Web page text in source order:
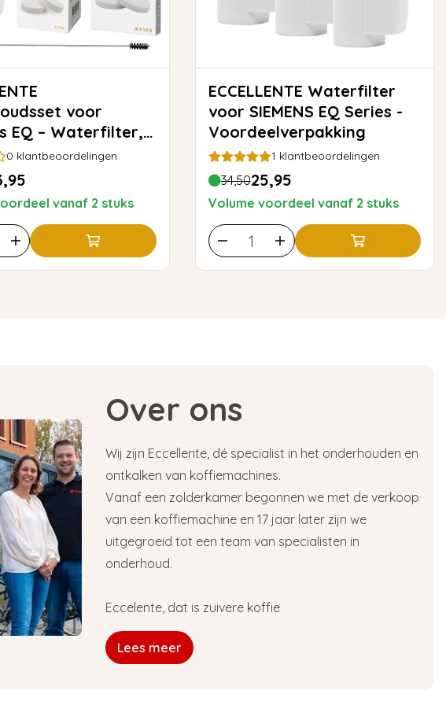
voor
EQ – Waterfilter,
& Reiniging
0 klantbeoordelingen
vanaf 2 stuks
ECCELLENTE Waterfilter
voor SIEMENS EQ Series -
Voordeelverpakking
1 klantbeoordelingen
34,5025,95
Volume voordeel vanaf 2 stuks
Over ons
Wij zijn Eccellente, dé specialist in het onderhouden en
ontkalken van koffiemachines.
Vanaf een zolderkamer begonnen we met de verkoop
van een koffiemachine en 17 jaar later zijn we
uitgegroeid tot een team van specialisten in
onderhoud.
Eccelente, dat is zuivere koffie
Lees meer